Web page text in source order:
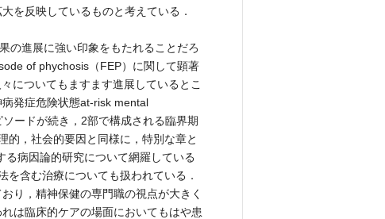
を反映しているものと考えている．
の進展に強い印象をもたれることだろ
of phychosis（FEP）に関して顕著
についてもますます進展しているとこ
発症危険状態at-risk mental
ードが続き，2部で構成される臨界期
的，社会的要因と同様に，特別な章と
病因論的研究について網羅している
含む治療についても扱われている．
り，精神保健の専門職の視点が大きく
は臨床的ケアの場面においてもはや患